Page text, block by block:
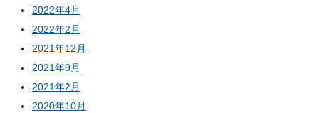
2022年4月
2022年2月
2021年12月
2021年9月
2021年2月
2020年10月